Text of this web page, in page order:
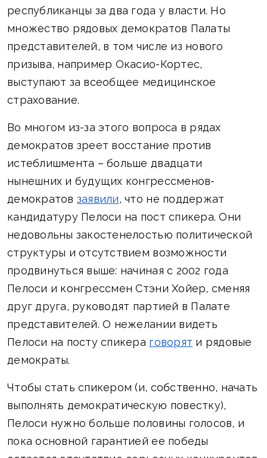
республиканцы за два года у власти. Но
множество рядовых демократов Палаты
представителей, в том числе из нового
призыва, например Окасио-Кортес,
выступают за всеобщее медицинское
страхование.
Во многом из-за этого вопроса в рядах
демократов зреет восстание против
истеблишмента – больше двадцати
нынешних и будущих конгрессменов-
демократов заявили, что не поддержат
кандидатуру Пелоси на пост спикера. Они
недовольны закостенелостью политической
структуры и отсутствием возможности
продвинуться выше: начиная с 2002 года
Пелоси и конгрессмен Стэни Хойер, сменяя
друг друга, руководят партией в Палате
представителей. О нежелании видеть
Пелоси на посту спикера говорят и рядовые
демократы.
Чтобы стать спикером (и, собственно, начать
выполнять демократическую повестку),
Пелоси нужно больше половины голосов, и
пока основной гарантией ее победы